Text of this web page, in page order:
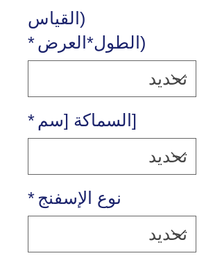
(القياس
(الطول*العرض*
[السماكة [سم *
نوع الإسفنج *